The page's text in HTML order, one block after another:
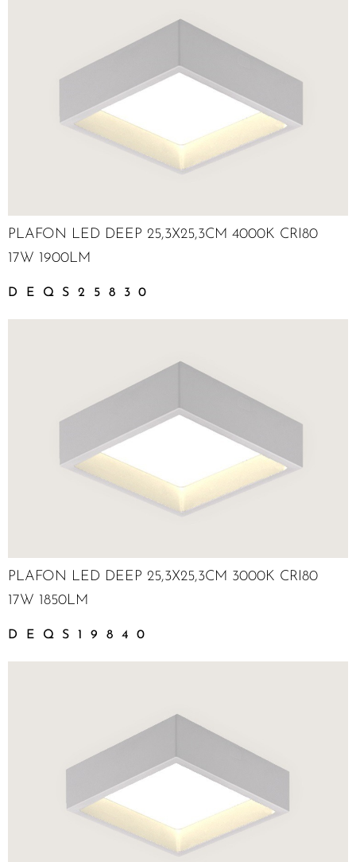
PLAFON LED DEEP 25,3X25,3CM 4000K CRI80
17W 1900LM
DEQS25830
PLAFON LED DEEP 25,3X25,3CM 3000K CRI80
17W 1850LM
DEQS19840